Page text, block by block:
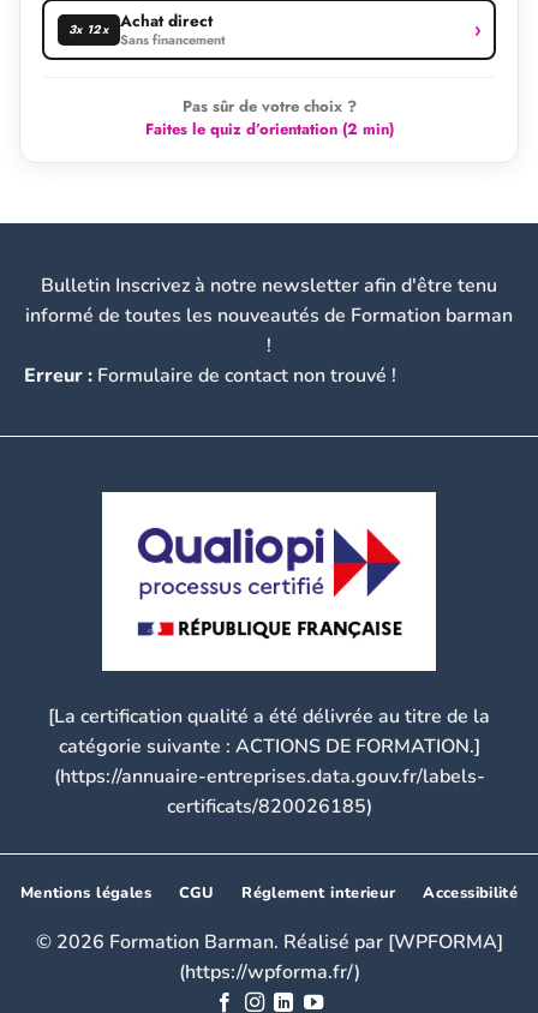
3x 12x Achat direct
Sans financement ›
Pas sûr de votre choix ?
Faites le quiz d’orientation (2 min)
Bulletin Inscrivez à notre newsletter afin d'être tenu
informé de toutes les nouveautés de Formation barman
!
Erreur : Formulaire de contact non trouvé !
[La certification qualité a été délivrée au titre de la
catégorie suivante : ACTIONS DE FORMATION.]
(https://annuaire-entreprises.data.gouv.fr/labels-
certificats/820026185)
Mentions légales CGU Réglement interieur Accessibilité
© 2026 Formation Barman. Réalisé par [WPFORMA]
(https://wpforma.fr/)